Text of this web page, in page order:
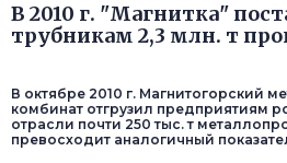
В 2010 г. "Магнитка"
трубникам 2,3 млн. т
В октябре 2010 г. Магнитогорский
комбинат отгрузил предприятиям
отрасли почти 250 тыс. т
превосходит аналогичный